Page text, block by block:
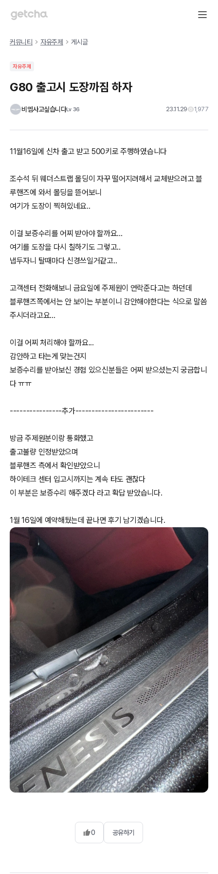
커뮤니티 자유주제 게시글
자유주제
G80 출고시 도장까짐 하자
비엠사고싶습니다Lv 36 23.11.29 1,977
11월16일에 신차 출고 받고 500키로 주행하였습니다
조수석 뒤 웨더스트랩 몰딩이 자꾸 떨어지려해서 교체받으려고 블
루핸즈에 와서 몰딩을 뜯어보니
여기가 도장이 찍혀있네요..
이걸 보증수리를 어찌 받아야 할까요...
여기를 도장을 다시 칠하기도 그렇고..
냅두자니 탈때마다 신경쓰일거같고..
고객센터 전화해보니 금요일에 주제원이 연락준다고는 하던데
블루핸즈쪽에서는 안 보이는 부분이니 감안해야한다는 식으로 말씀
주시더라고요...
이걸 어찌 처리해야 할까요...
감안하고 타는게 맞는건지
보증수리를 받아보신 경험 있으신분들은 어찌 받으셨는지 궁금합니
다 ㅠㅠ
----------------추가------------------------
방금 주제원분이랑 통화했고
출고불량 인정받았으며
블루핸즈 측에서 확인받았으니
하이테크 센터 입고시까지는 계속 타도 괜찮다
이 부분은 보증수리 해주겠다 라고 확답 받았습니다.
1월 16일에 예약해뒀는데 끝나면 후기 남기겠습니다.
0 공유하기